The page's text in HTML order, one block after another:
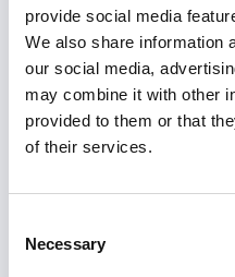
provide social media
We also share information
our social media,
may combine it with other
provided to them or that
of their services.
Selection
Necessary
Abbiamo
itinerari tra i
accompagnarti in
completa sui temi
cuore.
punti di vista,